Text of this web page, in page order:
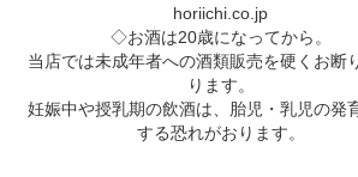
horiichi.co.jp
◇お酒は20歳になってから。
当店では未成年者への酒類販売を硬くお断
ります。
妊娠中や授乳期の飲酒は、胎児・乳児の発
する恐れがおります。